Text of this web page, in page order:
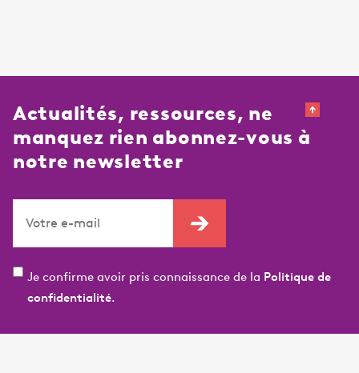
Actualités, ressources, ne
manquez rien abonnez-vous à
notre newsletter
Je confirme avoir pris connaissance de la Politique de
confidentialité.